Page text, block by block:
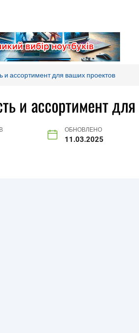
и ассортимент для ваших проектов
и ассортимент
ОБНОВЛЕНО
11.03.2025